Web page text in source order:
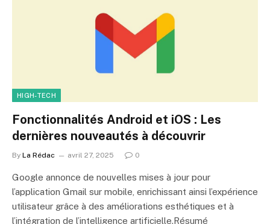
HIGH-TECH
Fonctionnalités Android et iOS : Les
dernières nouveautés à découvrir
By La Rédac avril 27, 2025 0
Google annonce de nouvelles mises à jour pour
l’application Gmail sur mobile, enrichissant ainsi l’expérience
utilisateur grâce à des améliorations esthétiques et à
l’intégration de l’intelligence artificielle.Résumé